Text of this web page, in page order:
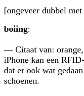
[ongeveer dubbel
boiing:
--- Citaat van:
iPhone kan een
dat er ook wat
schoenen.